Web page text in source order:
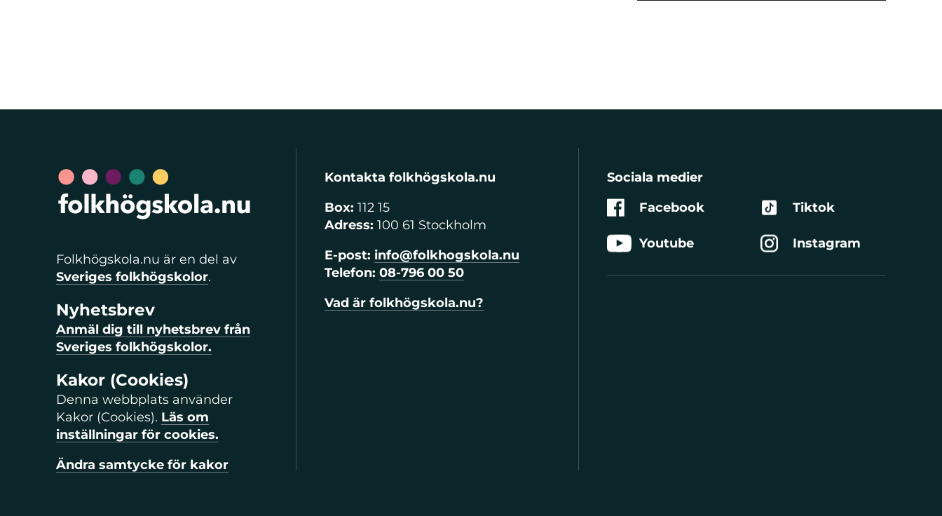
Folkhögskola.nu är en del av
Sveriges folkhögskolor.
Nyhetsbrev
Anmäl dig till nyhetsbrev från
Sveriges folkhögskolor.
Kakor (Cookies)
Denna webbplats använder
Kakor (Cookies). Läs om
inställningar för cookies.
Ändra samtycke för kakor
Kontakta folkhögskola.nu
Box:112 15
Adress: 100 61 Stockholm
E-post: info@folkhogskola.nu
Telefon: 08-796 00 50
Vad är folkhögskola.nu?
Sociala medier
Facebook
Youtube
Tiktok
Instagram